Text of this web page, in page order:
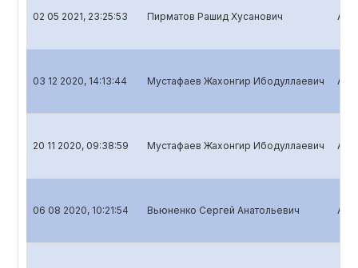
02 05 2021, 23:25:53 Пирматов Рашид Хусанович
03 12 2020, 14:13:44 Мустафаев Жахонгир Ибодуллаевич
20 11 2020, 09:38:59 Мустафаев Жахонгир Ибодуллаевич
06 08 2020, 10:21:54 Вьюненко Сергей Анатольевич